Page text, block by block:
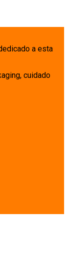
a esta
cuidado